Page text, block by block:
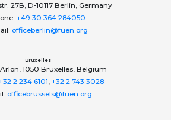
27B, D-10117 Berlin, Germany
+49 30 364 284050
officeberlin@fuen.org
Bruxelles
1050 Bruxelles, Belgium
2 234 6101 +32 2 743 3028
officebrussels@fuen.org